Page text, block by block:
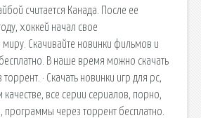
считается Канада. После ее
хоккей начал свое
Скачивайте новинки фильмов и
В наше время можно скачать
· Скачать новинки игр для pc,
все серии сериалов, порно,
программы через торрент бесплатно.